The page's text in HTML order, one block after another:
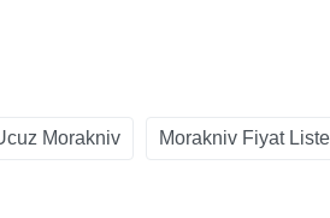
Morakniv Morakniv Fiyat